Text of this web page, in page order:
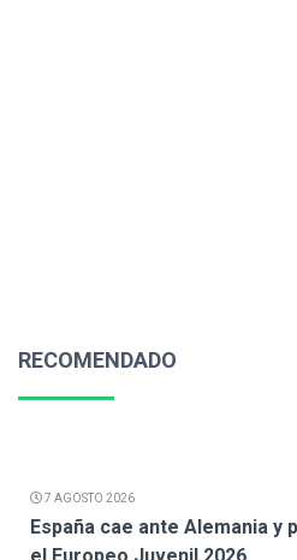
RECOMENDADO
7 AGOSTO 2026
España cae ante Alemania y